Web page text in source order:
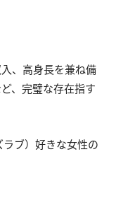
、高身長を兼ね備
、完璧な存在指す
ブ）好きな女性の